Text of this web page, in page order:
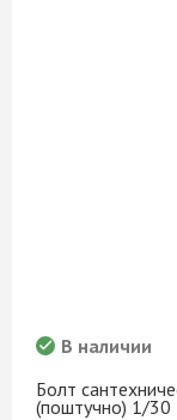
Болт
(поштучно) 1/30
В наличии